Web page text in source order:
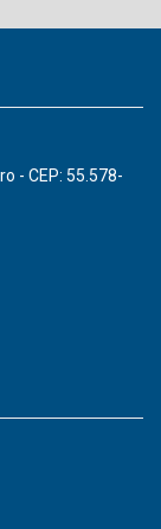
- CEP: 55.578-